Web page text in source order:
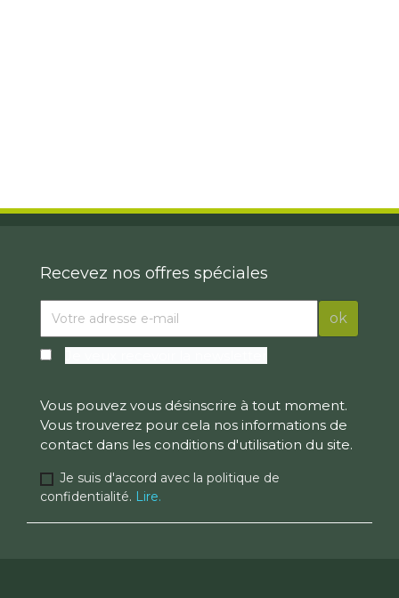
Recevez nos offres spéciales
Vous pouvez vous désinscrire à tout moment.
Vous trouverez pour cela nos informations de
contact dans les conditions d'utilisation du site.
Je suis d'accord avec la politique de
confidentialité. Lire.